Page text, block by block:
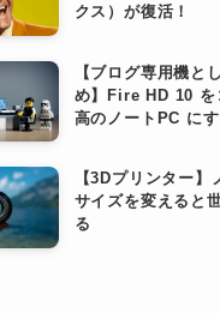
クス）が復活！
【ブログ専用機と
め】Fire HD 10 を
高のノートPC に
【3Dプリンター】
サイズを変えると
る